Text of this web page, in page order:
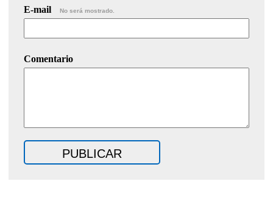
E-mail No será mostrado.
Comentario